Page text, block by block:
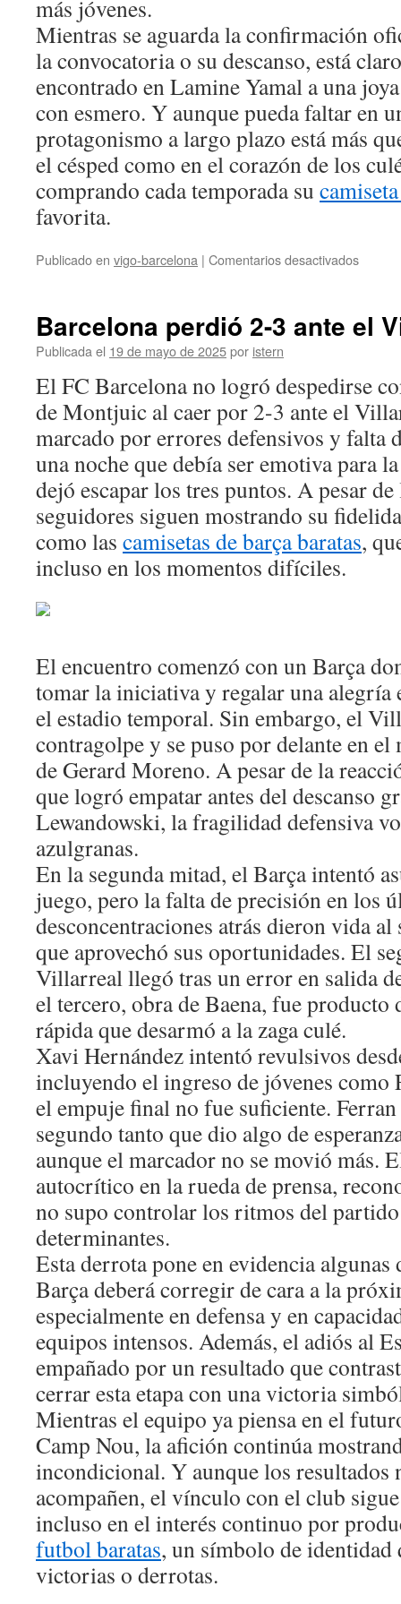
más jóvenes.
Mientras se aguarda la confirmación
la convocatoria o su descanso, está
encontrado en Lamine Yamal a una
con esmero. Y aunque pueda faltar en
protagonismo a largo plazo está más
el césped como en el corazón de los
comprando cada temporada su
favorita.
Publicado en vigo-barcelona | Comentarios desactivadosen
partido
contra
el
Barcelona perdió 2-3 ante el
Publicada el 19 de mayo de 2025por istern
El FC Barcelona no logró despedirse
de Montjuic al caer por 2-3 ante el
marcado por errores defensivos y falta
una noche que debía ser emotiva para
dejó escapar los tres puntos. A pesar
seguidores siguen mostrando su
como las camisetas de barça baratas,
incluso en los momentos difíciles.
El encuentro comenzó con un Barça
tomar la iniciativa y regalar una
el estadio temporal. Sin embargo, el
contragolpe y se puso por delante en
de Gerard Moreno. A pesar de la
que logró empatar antes del descanso
Lewandowski, la fragilidad defensiva
azulgranas.
En la segunda mitad, el Barça intentó
juego, pero la falta de precisión en los
desconcentraciones atrás dieron vida
que aprovechó sus oportunidades. El
Villarreal llegó tras un error en salida
el tercero, obra de Baena, fue producto
rápida que desarmó a la zaga culé.
Xavi Hernández intentó revulsivos
incluyendo el ingreso de jóvenes como
el empuje final no fue suficiente.
segundo tanto que dio algo de
aunque el marcador no se movió más.
autocrítico en la rueda de prensa,
no supo controlar los ritmos del
determinantes.
Esta derrota pone en evidencia algunas
Barça deberá corregir de cara a la
especialmente en defensa y en
equipos intensos. Además, el adiós al
empañado por un resultado que
cerrar esta etapa con una victoria
Mientras el equipo ya piensa en el
Camp Nou, la afición continúa
incondicional. Y aunque los resultados
acompañen, el vínculo con el club
incluso en el interés continuo por
futbol baratas, un símbolo de identidad
victorias o derrotas.